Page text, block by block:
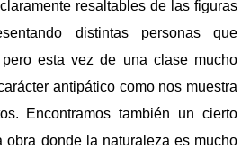
resaltables de las figuras
distintas personas que
esta vez de una clase mucho
antipático como nos muestra
Encontramos también un cierto
obra donde la naturaleza es mucho